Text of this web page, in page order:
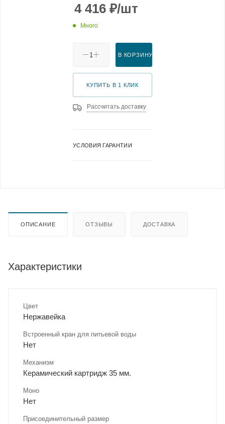
4 416 ₽/шт
Много
В КОРЗИНУ
КУПИТЬ В 1 КЛИК
Рассчитать доставку
УСЛОВИЯ ГАРАНТИИ
ОПИСАНИЕ ОТЗЫВЫ ДОСТАВКА
Характеристики
Цвет
Нержавейка
Встроенный кран для питьевой воды
Нет
Механизм
Керамический картридж 35 мм.
Моно
Нет
Присоединительный размер